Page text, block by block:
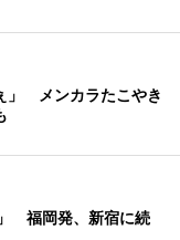
」 メンカラたこやき
福岡発、新宿に続